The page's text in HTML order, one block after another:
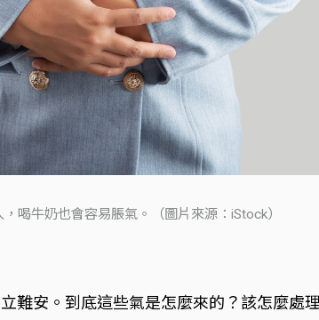
喝牛奶也會容易脹氣。（圖片來源：iStock）
難安。到底這些氣是怎麼來的？該怎麼處